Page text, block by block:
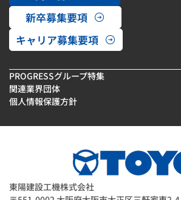
新卒募集要項
キャリア募集要項
PROGRESSグループ特集
関連業界団体
個人情報保護方針
東陽建設工機株式会社